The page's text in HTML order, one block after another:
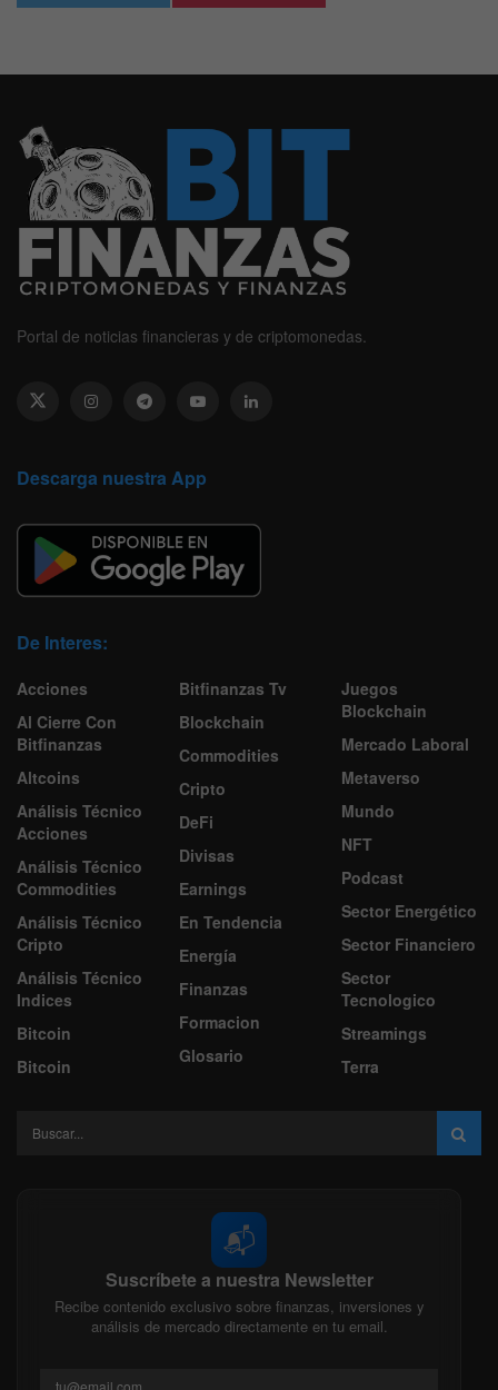
Portal de noticias financieras y de criptomonedas.
Descarga nuestra App
De Interes:
Acciones
Al Cierre Con
Bitfinanzas
Altcoins
Análisis Técnico
Acciones
Análisis Técnico
Commodities
Análisis Técnico
Cripto
Análisis Técnico
Indices
Bitcoin
Bitcoin
Bitfinanzas Tv
Blockchain
Commodities
Cripto
DeFi
Divisas
Earnings
En Tendencia
Energía
Finanzas
Formacion
Glosario
Juegos
Blockchain
Mercado Laboral
Metaverso
Mundo
NFT
Podcast
Sector Energético
Sector Financiero
Sector
Tecnologico
Streamings
Terra
📬
Suscríbete a nuestra Newsletter
Recibe contenido exclusivo sobre finanzas, inversiones y
análisis de mercado directamente en tu email.